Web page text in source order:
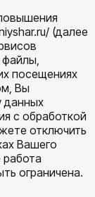
(далее
посещениях
Вы
данных
с обработкой
отключить
Вашего
работа
ограничена.